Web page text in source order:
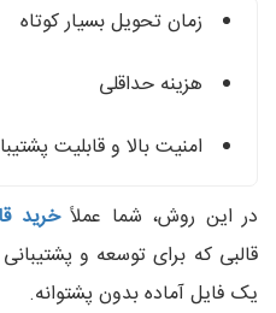
زمان تحویل بسیار کوتاه
هزینه حداقلی
امنیت بالا و قابلیت
در این روش، شما عملاًخرید
قالبی که برای توسعه و
یک فایل آماده بدون پشتوانه.